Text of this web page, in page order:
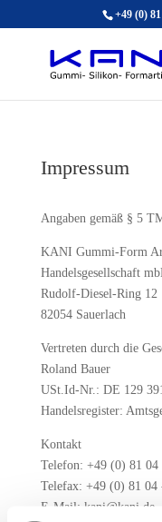
+49 (0)
Impressum
Angaben gemäß § 5
KANI Gummi-Form
Handelsgesellschaft
Rudolf-Diesel-Ring 12
82054 Sauerlach
Vertreten durch die
Roland Bauer
USt.Id-Nr.: DE 129
Handelsregister:
Kontakt
Telefon: +49 (0) 81 04
Telefax: +49 (0) 81 04
E-Mail: kani@kani.de